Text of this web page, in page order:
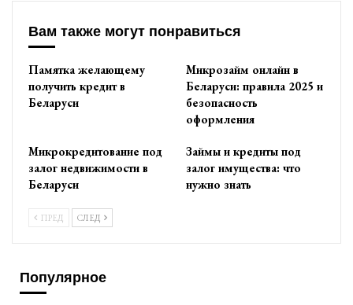
Вам также могут понравиться
Памятка желающему
получить кредит в
Беларуси
Микрозайм онлайн в
Беларуси: правила 2025 и
безопасность
оформления
Микрокредитование под
залог недвижимости в
Беларуси
Займы и кредиты под
залог имущества: что
нужно знать
ПРЕД СЛЕД
Популярное